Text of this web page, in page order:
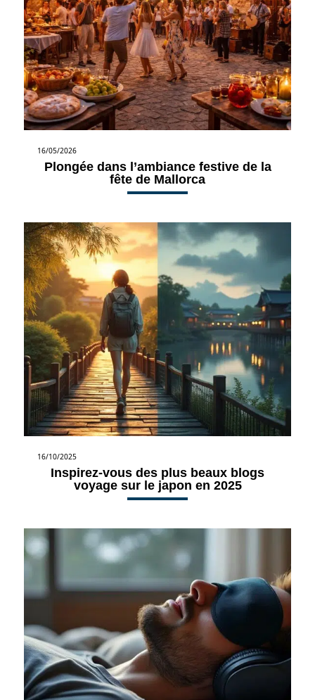
16/05/2026
Plongée dans l’ambiance festive de la
fête de Mallorca
16/10/2025
Inspirez-vous des plus beaux blogs
voyage sur le japon en 2025